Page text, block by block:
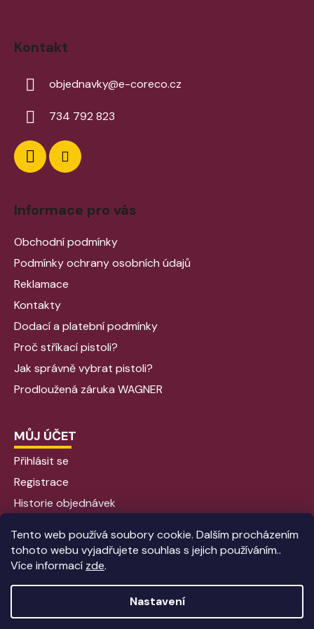
Tento web používá soubory cookie. Dalším procházením
tohoto webu vyjadřujete souhlas s jejich používáním..
Více informací zde.
Nastavení
Kontakt
objednavky@e-coreco.cz
734 792 823
Informace pro vás
Obchodní podmínky
Podmínky ochrany osobních údajů
Reklamace
Kontakty
Dodací a platební podmínky
Proč stříkací pistoli?
Jak správně vybrat pistoli?
Prodloužená záruka WAGNER
MŮJ ÚČET
Přihlásit se
Registrace
Historie objednávek